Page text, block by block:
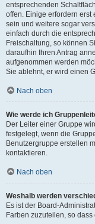
entsprechenden
offen. Einige erfordern
sein und weitere sogar
einfach durch die
Freischaltung, so können
daraufhin Ihren Antrag
aufgenommen werden
Sie ablehnt, er wird einen
Nach oben
Wie werde ich
Der Leiter einer Gruppe
festgelegt, wenn die
Benutzergruppe erstellen
kontaktieren.
Nach oben
Weshalb werden
Es ist der Board-
Farben zuzuteilen, so